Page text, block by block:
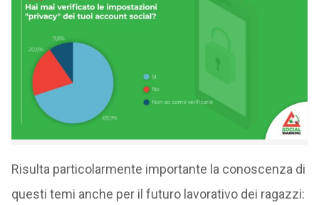
Risulta particolarmente importante la conoscenza di
questi temi anche per il futuro lavorativo dei ragazzi: